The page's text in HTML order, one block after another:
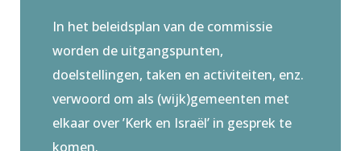
In het beleidsplan van de commissie
worden de uitgangspunten,
doelstellingen, taken en activiteiten, enz.
verwoord om als (wijk)gemeenten met
elkaar over ’Kerk en Israël’ in gesprek te
komen.